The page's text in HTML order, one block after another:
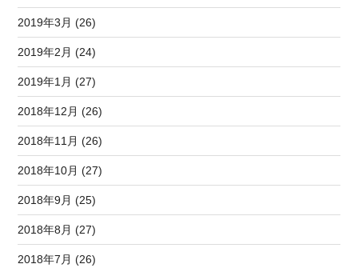
2019年3月 (26)
2019年2月 (24)
2019年1月 (27)
2018年12月 (26)
2018年11月 (26)
2018年10月 (27)
2018年9月 (25)
2018年8月 (27)
2018年7月 (26)